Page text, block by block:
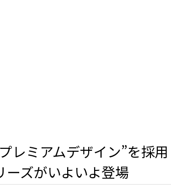
レミアムデザイン”を採
ーズがいよいよ登場